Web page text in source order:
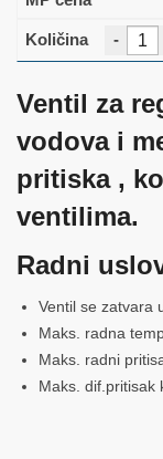
Ventil za
vodova i
pritiska ,
ventilima.
Radni
Ventil se zatvara
Maks. radna
Maks. radni
Maks. dif.pritisak
-